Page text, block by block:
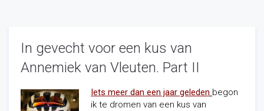
In gevecht voor een kus van
Annemiek van Vleuten. Part II
Iets meer dan een jaar geleden begon
ik te dromen van een kus van